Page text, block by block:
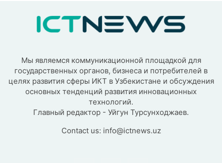
Мы являемся коммуникационной площадкой для
государственных органов, бизнеса и потребителей в
целях развития сферы ИКТ в Узбекистане и обсуждения
основных тенденций развития инновационных
технологий.
Главный редактор - Уйгун Турсунходжаев.
Contact us: info@ictnews.uz